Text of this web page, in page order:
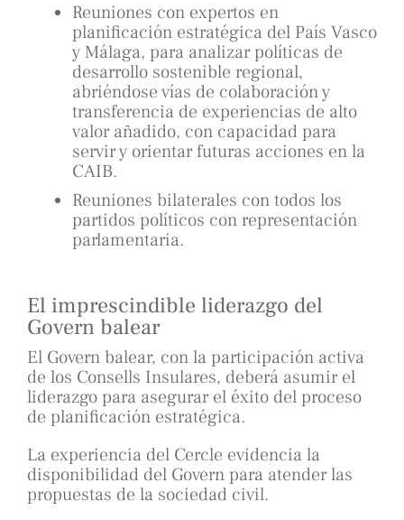
Reuniones con expertos en
planificación estratégica del País Vasco
y Málaga, para analizar políticas de
desarrollo sostenible regional,
abriéndose vías de colaboración y
transferencia de experiencias de alto
valor añadido, con capacidad para
servir y orientar futuras acciones en la
CAIB.
Reuniones bilaterales con todos los
partidos políticos con representación
parlamentaria.
El imprescindible liderazgo del
Govern balear
El Govern balear, con la participación activa
de los Consells Insulares, deberá asumir el
liderazgo para asegurar el éxito del proceso
de planificación estratégica.
La experiencia del Cercle evidencia la
disponibilidad del Govern para atender las
propuestas de la sociedad civil.